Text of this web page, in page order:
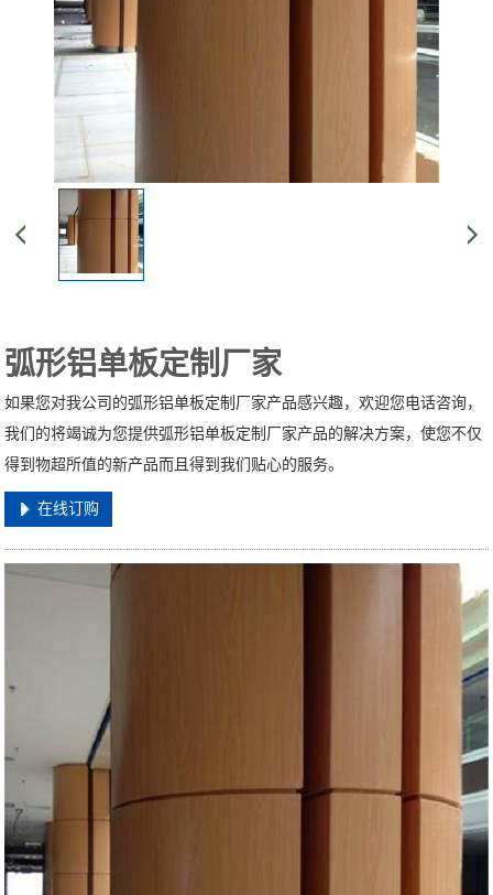
弧形铝单板定制厂家
如果您对我公司的弧形铝单板定制厂家产品感兴趣，欢迎您电话咨询，
我们的将竭诚为您提供弧形铝单板定制厂家产品的解决方案，使您不仅
得到物超所值的新产品而且得到我们贴心的服务。
在线订购